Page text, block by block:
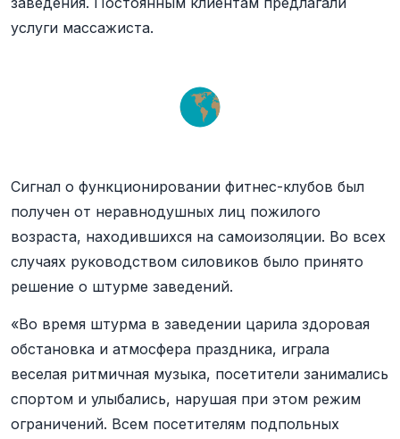
услуги массажиста.
Сигнал о функционировании фитнес-клубов был
получен от неравнодушных лиц пожилого
возраста, находившихся на самоизоляции. Во всех
случаях руководством силовиков было принято
решение о штурме заведений.
«Во время штурма в заведении царила здоровая
обстановка и атмосфера праздника, играла
веселая ритмичная музыка, посетители занимались
спортом и улыбались, нарушая при этом режим
ограничений. Всем посетителям подпольных